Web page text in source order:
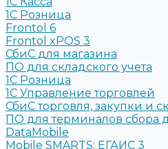
1С Розница
Frontol 6
Frontol xPOS 3
СбиС для магазина
ПО для складского учета
1C Розница
1С Управление торговлей
СбиС торговля, закупки и
ПО для терминалов сбора
DataMobile
Mobile SMARTS: ЕГАИС 3